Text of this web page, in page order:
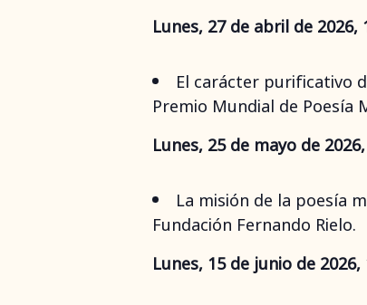
Lunes, 27 de abril de 2026,
El carácter purificativo
Premio Mundial de Poesía
Lunes, 25 de mayo de
La misión de la poesía
Fundación Fernando Rielo.
Lunes, 15 de junio de 2026,